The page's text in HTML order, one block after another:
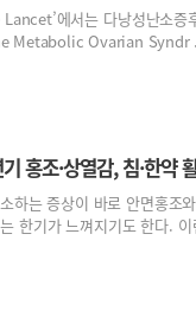
에서는 다낭성난소증
Metabolic Ovarian
홍조·상열감, 침·한약
하는 증상이 바로 안면홍조
한기가 느껴지기도 한다.